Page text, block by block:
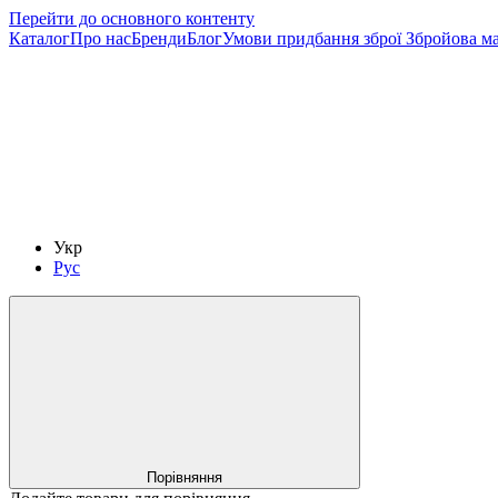
Перейти до основного контенту
КаталогПро насБрендиБлогУмови придбання зброїЗбройова
Укр
Рус
Порівняння